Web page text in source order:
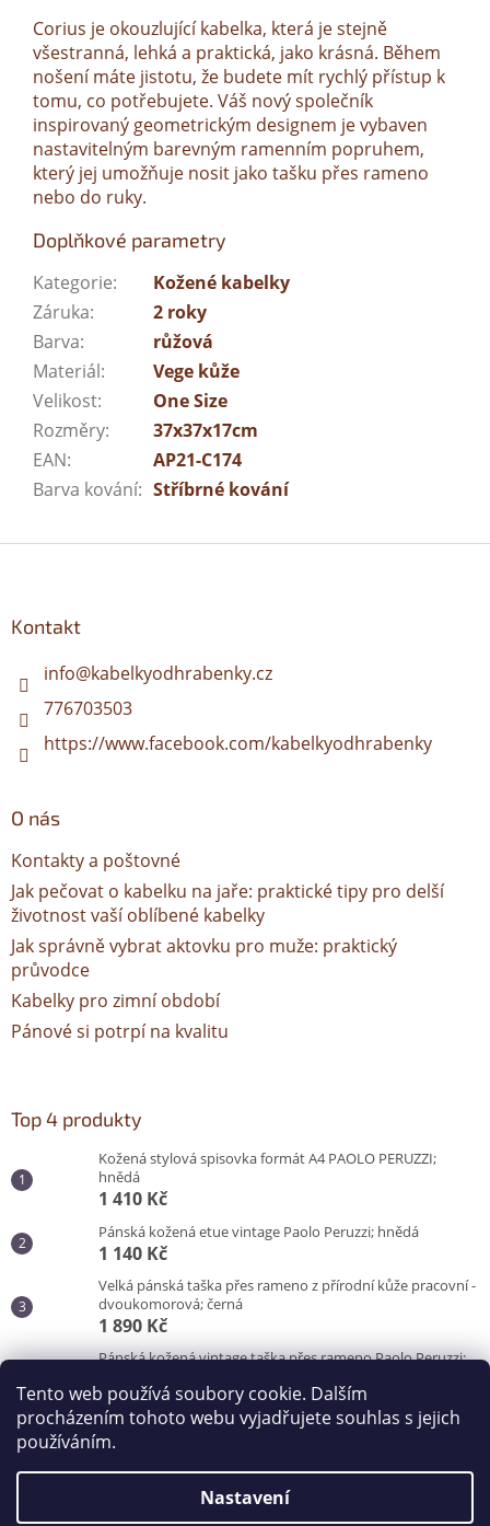
Tento web používá soubory cookie. Dalším
procházením tohoto webu vyjadřujete souhlas s jejich
používáním.
Nastavení
Corius je okouzlující kabelka, která je stejně
všestranná, lehká a praktická, jako krásná. Během
nošení máte jistotu, že budete mít rychlý přístup k
tomu, co potřebujete. Váš nový společník
inspirovaný geometrickým designem je vybaven
nastavitelným barevným ramenním popruhem,
který jej umožňuje nosit jako tašku přes rameno
nebo do ruky.
Doplňkové parametry
Kategorie:
Kožené kabelky
Záruka:
2 roky
Barva:
růžová
Materiál:
Vege kůže
Velikost:
One Size
Rozměry:
37x37x17cm
EAN:
AP21-C174
Barva kování: Stříbrné kování
Kontakt
info@kabelkyodhrabenky.cz
776703503
https://www.facebook.com/kabelkyodhrabenky
O nás
Kontakty a poštovné
Jak pečovat o kabelku na jaře: praktické tipy pro delší
životnost vaší oblíbené kabelky
Jak správně vybrat aktovku pro muže: praktický
průvodce
Kabelky pro zimní období
Pánové si potrpí na kvalitu
Top 4 produkty
Kožená stylová spisovka formát A4 PAOLO PERUZZI;
hnědá
1 410 Kč
Pánská kožená etue vintage Paolo Peruzzi; hnědá
1 140 Kč
Velká pánská taška přes rameno z přírodní kůže pracovní -
dvoukomorová; černá
1 890 Kč
Pánská kožená vintage taška přes rameno Paolo Peruzzi;
3 100 Kč
Vytvořil Shoptet